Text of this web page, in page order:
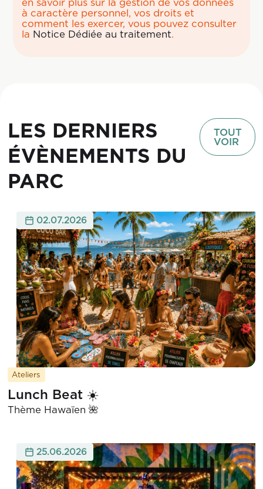
à caractère personnel, vos droits et
comment les exercer, vous pouvez consulter
la Notice Dédiée au traitement.
LES DERNIERS
ÉVÈNEMENTS DU
PARC
TOUT
VOIR
02.07.2026
Ateliers
Lunch Beat ☀️
Thème Hawaïen 🌺
25.06.2026